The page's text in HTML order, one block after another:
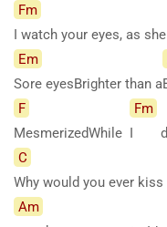
Fm
I watch your eyes, as
Em
Sore eyesBrighter than a
F
MesmerizedWhile
Fm
I
C
Why would you ever kiss
Am